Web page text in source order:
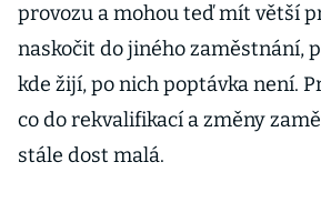
provozu a mohou teď mít větší
naskočit do jiného zaměstnání,
kde žijí, po nich poptávka není.
co do rekvalifikací a změny
stále dost malá.